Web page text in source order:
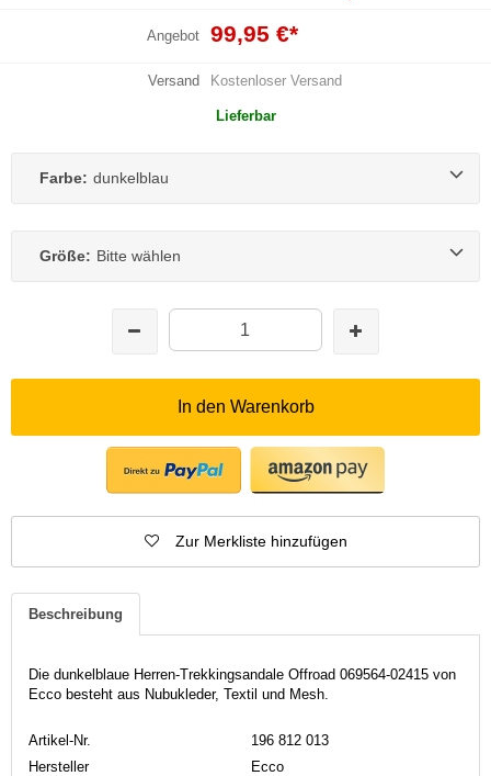
Angebot 99,95 €*
Versand Kostenloser Versand
Lieferbar
Farbe: dunkelblau
Größe: Bitte wählen
In den Warenkorb
Zur Merkliste hinzufügen
Beschreibung
Die dunkelblaue Herren-Trekkingsandale Offroad 069564-02415 von
Ecco besteht aus Nubukleder, Textil und Mesh.
Artikel-Nr.
196 812 013
Hersteller
Ecco